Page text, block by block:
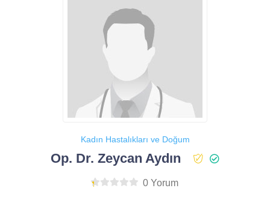
Kadın Hastalıkları ve Doğum
Op. Dr. Zeycan Aydın
0 Yorum